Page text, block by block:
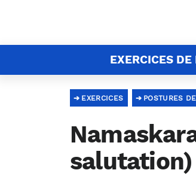
EXERCICES
POSTURES
EXERCICES